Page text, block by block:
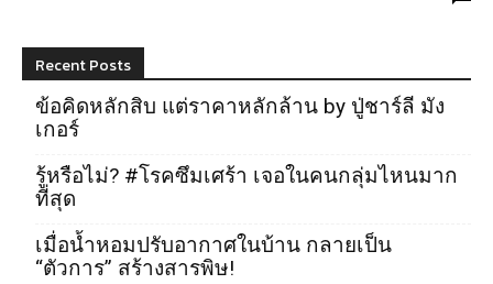
Recent Posts
ข้อคิดหลักสิบ แต่ราคาหลักล้าน by ปู่ชาร์ลี มัง
เกอร์
รู้หรือไม่? #โรคซึมเศร้า เจอในคนกลุ่มไหนมาก
ที่สุด
เมื่อน้ำหอมปรับอากาศในบ้าน กลายเป็น
“ตัวการ” สร้างสารพิษ!